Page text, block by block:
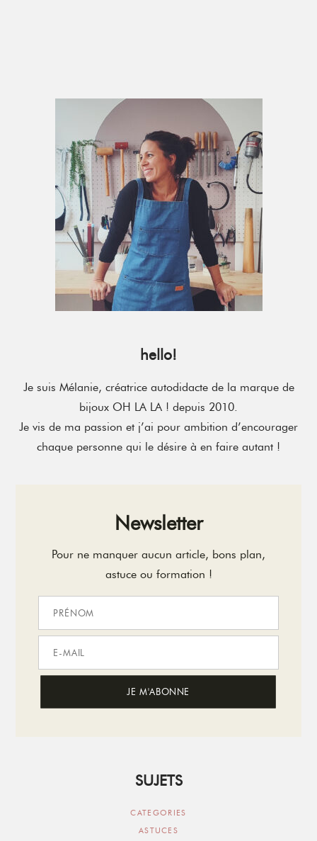
Primary
hello!
Je suis Mélanie, créatrice autodidacte de la marque de
bijoux OH LA LA ! depuis 2010.
Je vis de ma passion et j’ai pour ambition d’encourager
chaque personne qui le désire à en faire autant !
Newsletter
Pour ne manquer aucun article, bons plan,
astuce ou formation !
SUJETS
CATEGORIES
ASTUCES